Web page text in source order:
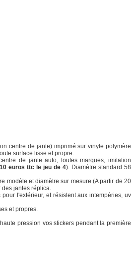
centre de jante) imprimé sur vinyle polymère
surface lisse et propre.
de jante auto, toutes marques, imitation
10 euros ttc le jeu de 4). Diamètre standard 58
modèle et diamètre sur mesure (A partir de 20
des jantes réplica.
l'extérieur, et résistent aux intempéries, uv
et propres.
pression vos stickers pendant la première